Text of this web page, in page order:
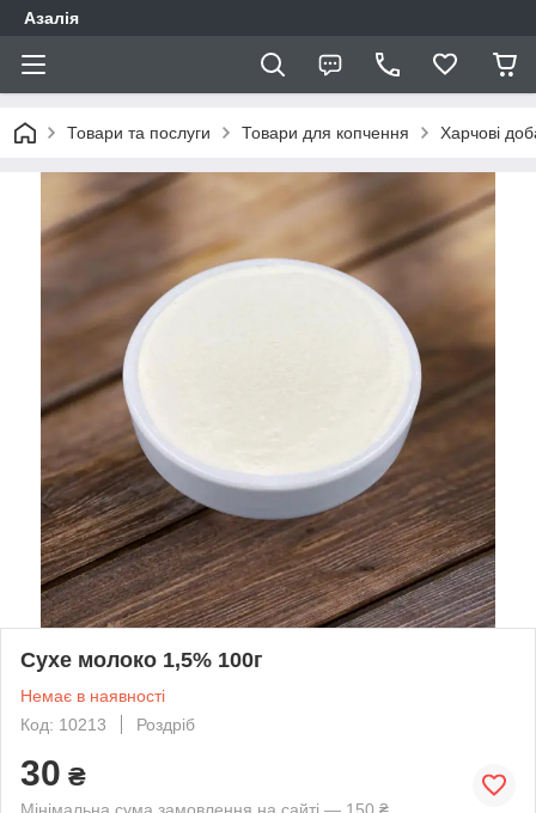
Азалія
Товари та послуги Товари для копчення Харчові
Сухе молоко 1,5% 100г
Немає в наявності
Код: 10213
Роздріб
30 ₴
Мінімальна сума замовлення на сайті — 150 ₴